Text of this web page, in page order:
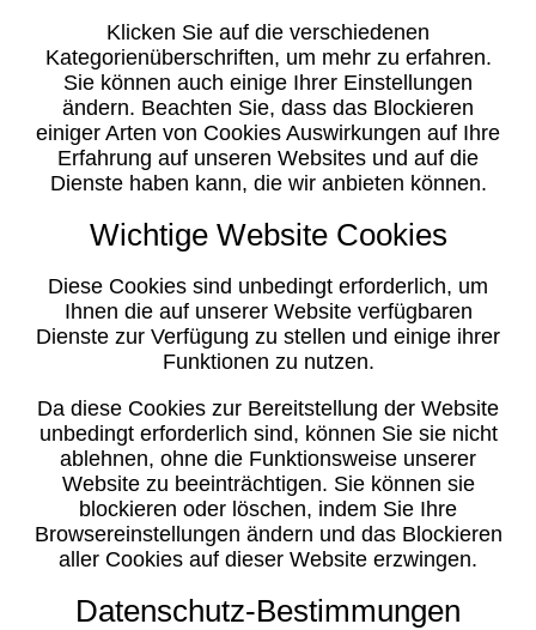
Klicken Sie auf die verschiedenen
Kategorienüberschriften, um mehr zu erfahren.
Sie können auch einige Ihrer Einstellungen
ändern. Beachten Sie, dass das Blockieren
einiger Arten von Cookies Auswirkungen auf Ihre
Erfahrung auf unseren Websites und auf die
Dienste haben kann, die wir anbieten können.
Wichtige Website Cookies
Diese Cookies sind unbedingt erforderlich, um
Ihnen die auf unserer Website verfügbaren
Dienste zur Verfügung zu stellen und einige ihrer
Funktionen zu nutzen.
Da diese Cookies zur Bereitstellung der Website
unbedingt erforderlich sind, können Sie sie nicht
ablehnen, ohne die Funktionsweise unserer
Website zu beeinträchtigen. Sie können sie
blockieren oder löschen, indem Sie Ihre
Browsereinstellungen ändern und das Blockieren
aller Cookies auf dieser Website erzwingen.
Datenschutz-Bestimmungen